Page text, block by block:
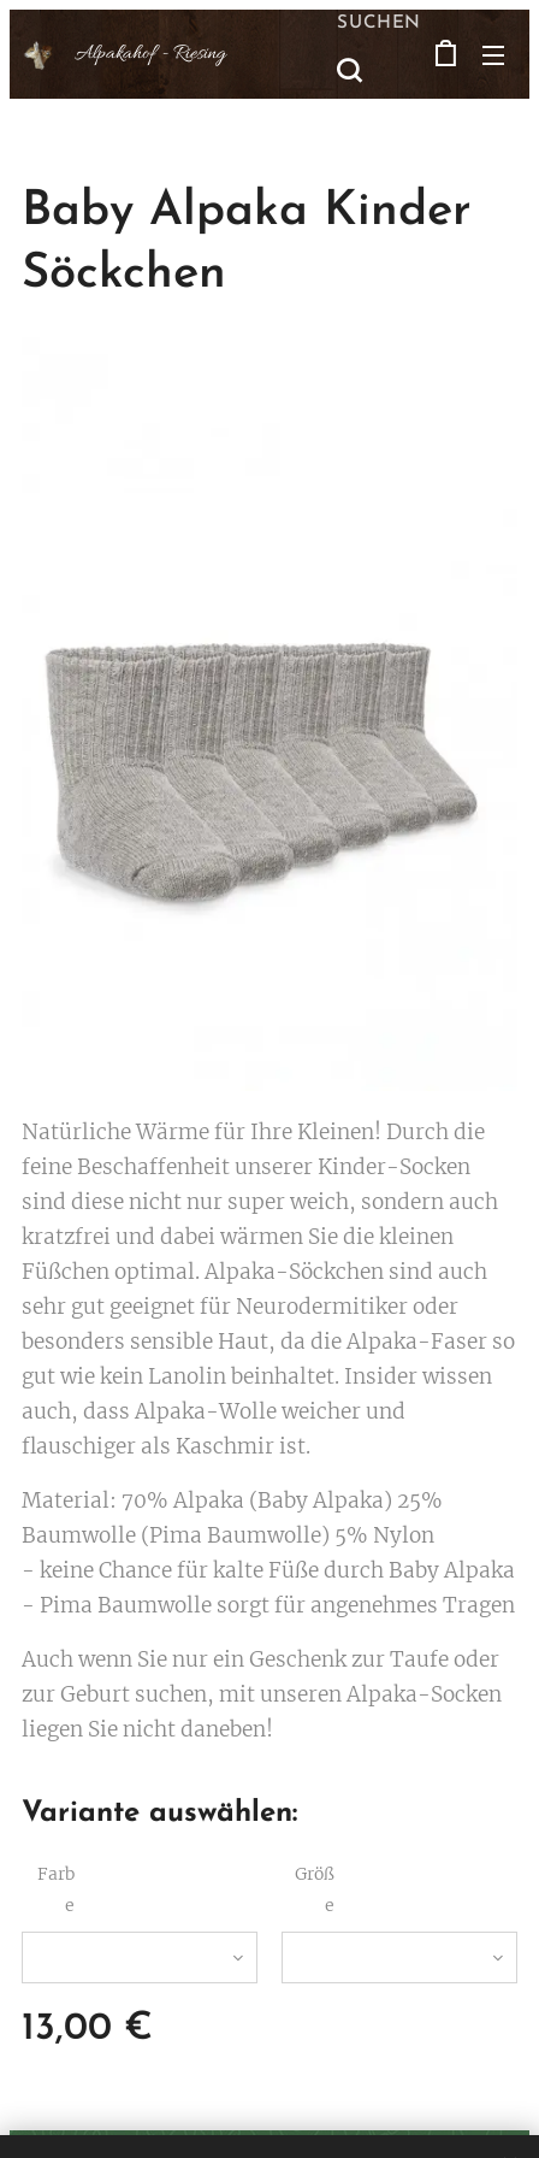
Alpakahof -Riesing
SUCHEN
Baby Alpaka Kinder
Söckchen
Natürliche Wärme für Ihre Kleinen! Durch die
feine Beschaffenheit unserer Kinder-Socken
sind diese nicht nur super weich, sondern auch
kratzfrei und dabei wärmen Sie die kleinen
Füßchen optimal. Alpaka-Söckchen sind auch
sehr gut geeignet für Neurodermitiker oder
besonders sensible Haut, da die Alpaka-Faser so
gut wie kein Lanolin beinhaltet. Insider wissen
auch, dass Alpaka-Wolle weicher und
flauschiger als Kaschmir ist.
Material: 70% Alpaka (Baby Alpaka) 25%
Baumwolle (Pima Baumwolle) 5% Nylon
- keine Chance für kalte Füße durch Baby Alpaka
- Pima Baumwolle sorgt für angenehmes Tragen
Auch wenn Sie nur ein Geschenk zur Taufe oder
zur Geburt suchen, mit unseren Alpaka-Socken
liegen Sie nicht daneben!
Variante auswählen:
Farb
e
Größ
e
13,00 €